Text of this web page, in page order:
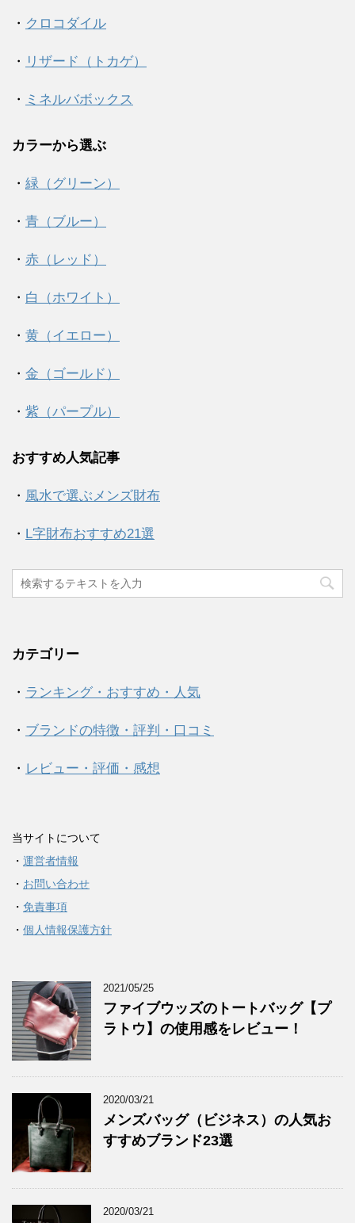
・ クロコダイル
・ リザード（トカゲ）
・ ミネルバボックス
カラーから選ぶ
・ 緑（グリーン）
・ 青（ブルー）
・ 赤（レッド）
・ 白（ホワイト）
・ 黄（イエロー）
・ 金（ゴールド）
・ 紫（パープル）
おすすめ人気記事
・ 風水で選ぶメンズ財布
・ L字財布おすすめ21選
カテゴリー
・ ランキング・おすすめ・人気
・ ブランドの特徴・評判・口コミ
・ レビュー・評価・感想
当サイトについて
・ 運営者情報
・ お問い合わせ
・ 免責事項
・ 個人情報保護方針
2021/05/25
ファイブウッズのトートバッグ【プ
ラトウ】の使用感をレビュー！
2020/03/21
メンズバッグ（ビジネス）の人気お
すすめブランド23選
2020/03/21